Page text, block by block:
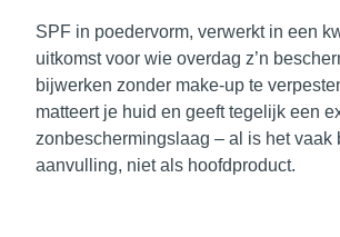
SPF in poedervorm, verwerkt in een
uitkomst voor wie overdag z’n
bijwerken zonder make-up te
matteert je huid en geeft tegelijk een
zonbeschermingslaag – al is het vaak
aanvulling, niet als hoofdproduct.